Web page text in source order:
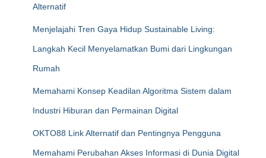
Alternatif
Menjelajahi Tren Gaya Hidup Sustainable Living:
Langkah Kecil Menyelamatkan Bumi dari Lingkungan
Rumah
Memahami Konsep Keadilan Algoritma Sistem dalam
Industri Hiburan dan Permainan Digital
OKTO88 Link Alternatif dan Pentingnya Pengguna
Memahami Perubahan Akses Informasi di Dunia Digital